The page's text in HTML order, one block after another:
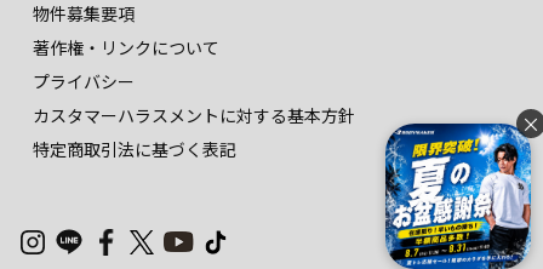
×
物件募集要項
著作権・リンクについて
プライバシー
カスタマーハラスメントに対する基本方針
特定商取引法に基づく表記